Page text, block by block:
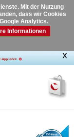
Mit der Nutzung
dass wir Cookies
Analytics.
Informationen